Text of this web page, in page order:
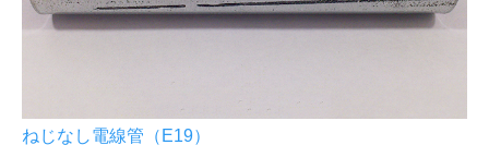
ねじなし電線管（E19）